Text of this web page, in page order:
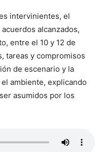
intervinientes, el
alcanzados,
entre el 10 y 12 de
tareas y compromisos
de escenario y la
ambiente, explicando
asumidos por los